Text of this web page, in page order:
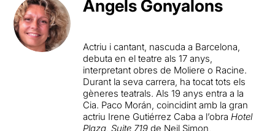
Àngels Gonyalons
Actriu i cantant, nascuda a Barcelona,
debuta en el teatre als 17 anys,
interpretant obres de Moliere o Racine.
Durant la seva carrera, ha tocat tots els
gèneres teatrals. Als 19 anys entra a la
Cia. Paco Morán, coincidint amb la gran
actriu Irene Gutiérrez Caba a l’obraHotel
Plaza, Suite 719 de Neil Simon,